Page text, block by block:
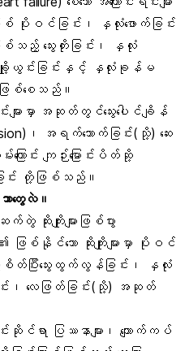
းဝင်ခြင်း၊ နှလုံးဖောက်ခြင်း
သည့် သွေးတိုးခြင်း၊ နှလုံး
ချို့ယွင်းခြင်းနှင့် နှလုံးခုန်မ
ြစ်စေသည်။
းများမှာ အဆုတ်တွင်သွေးပေါင်ချိန်
၊ အရက်သောက်ခြင်း(သို့) ဆေး
ာင်း ကျဉ်းမြောင်းပိတ်ဆို့
ြင်း တို့ဖြစ်သည်။
ဘာတွေလဲ။
းကျိုးများဖြစ်ပွား
စ်နိုင်သော ဆိုးကျိုးများမှာ ပိုးဝင်
ြီးသွေးထွက်လွန်ခြင်း၊ နှလုံး
း၊ လေဖြတ်ခြင်း(သို့) အဆုတ်
င်ရာ ပြဿနာများ၊ ကျောက်ကပ်